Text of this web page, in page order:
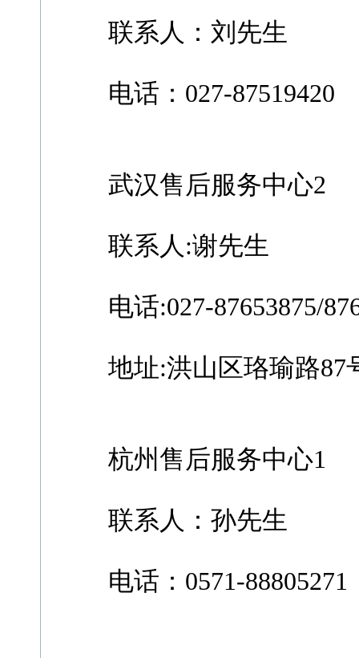
联系人：刘先生
电话：027-87519420
武汉售后服务中心2
联系人:谢先生
电话:027-87653875/
地址:洪山区珞瑜路87
杭州售后服务中心1
联系人：孙先生
电话：0571-88805271